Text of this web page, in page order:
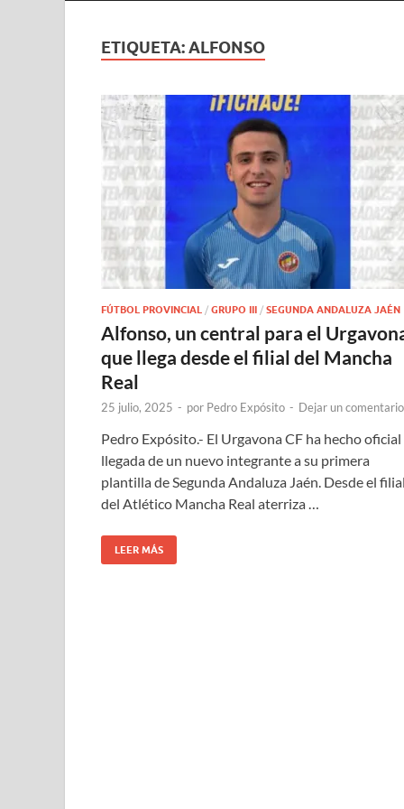
ETIQUETA:ALFONSO
FÚTBOL PROVINCIAL / GRUPO III / SEGUNDA ANDALUZA JAÉN
Alfonso, un central para el
que llega desde el filial del Mancha
Real
25 julio, 2025 - por Pedro Expósito - Dejar un comentario
Pedro Expósito.- El Urgavona CF ha hecho oficial
llegada de un nuevo integrante a su primera
plantilla de Segunda Andaluza Jaén. Desde el
del Atlético Mancha Real aterriza …
LEER MÁS